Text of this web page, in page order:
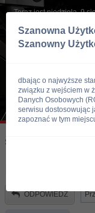
Teraz jest niedziela, 9
Skocz do:
ODPOWIEDZ
Szanowna
Szanowny
dbając o najwyższe
związku z wejściem w
Danych Osobowych
serwisu dostosowując
zapoznać w tym